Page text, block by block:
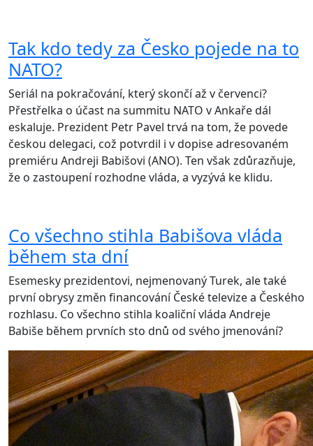
Tak kdo tedy za Česko pojede na to
NATO?
Seriál na pokračování, který skončí až v červenci?
Přestřelka o účast na summitu NATO v Ankaře dál
eskaluje. Prezident Petr Pavel trvá na tom, že povede
českou delegaci, což potvrdil i v dopise adresovaném
premiéru Andreji Babišovi (ANO). Ten však zdůrazňuje,
že o zastoupení rozhodne vláda, a vyzývá ke klidu.
Co všechno stihla Babišova vláda
během sta dní
Esemesky prezidentovi, nejmenovaný Turek, ale také
první obrysy změn financování České televize a Českého
rozhlasu. Co všechno stihla koaliční vláda Andreje
Babiše během prvních sto dnů od svého jmenování?